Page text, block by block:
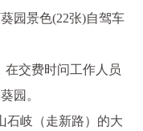
园景色(22张)自驾车
在交费时问工作人员
园。
石岐（走新路）的大